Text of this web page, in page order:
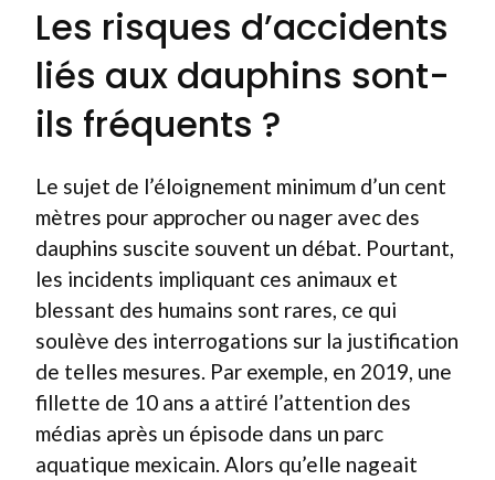
Les risques d’accidents
liés aux dauphins sont-
ils fréquents ?
Le sujet de l’éloignement minimum d’un cent
mètres pour approcher ou nager avec des
dauphins suscite souvent un débat. Pourtant,
les incidents impliquant ces animaux et
blessant des humains sont rares, ce qui
soulève des interrogations sur la justification
de telles mesures. Par exemple, en 2019, une
fillette de 10 ans a attiré l’attention des
médias après un épisode dans un parc
aquatique mexicain. Alors qu’elle nageait